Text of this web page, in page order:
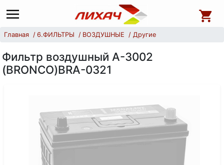
Главная 6.ФИЛЬТРЫ ВОЗДУШНЫЕ Другие
Фильтр воздушный А-3002
(BRONCO)BRA-0321